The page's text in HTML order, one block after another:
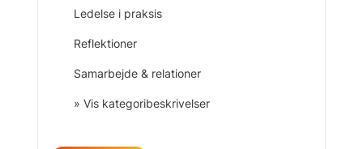
Ledelse i praksis
Reflektioner
Samarbejde & relationer
» Vis kategoribeskrivelser